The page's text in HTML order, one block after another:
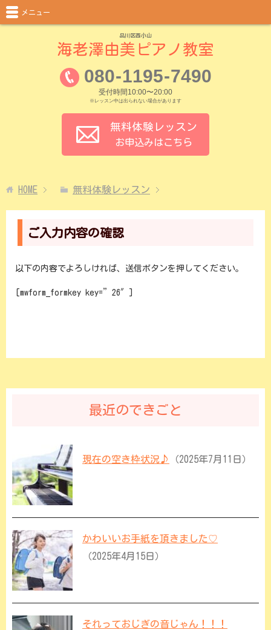
品川区西小山
海老澤由美ピアノ教室
080-1195-7490
受付時間10:00〜20:00
※レッスン中は出られない場合があります
無料体験レッスン
お申込みはこちら
メニュー
HOME 無料体験レッスン
ご入力内容の確認
以下の内容でよろしければ、送信ボタンを押してください。
[mwform_formkey key=”26″]
最近のできごと
現在の空き枠状況♪ （2025年7月11日）
かわいいお手紙を頂きました♡
（2025年4月15日）
それっておじぎの音じゃん！！！